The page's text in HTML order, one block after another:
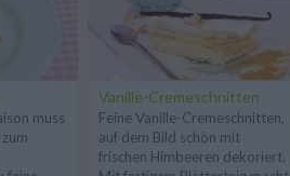
muss
Vanille-Cremeschnitten
Feine Vanille-Cremeschnitten,
auf dem Bild schön mit
frischen Himbeeren dekoriert.